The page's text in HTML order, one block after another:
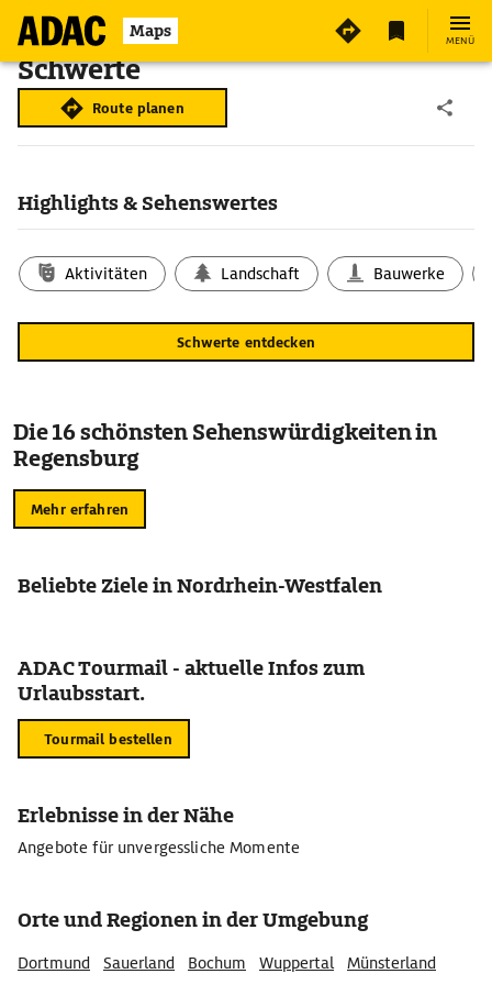
Maps MENÜ
Schwerte
Route planen
Highlights & Sehenswertes
Aktivitäten Landschaft Bauwerke
Schwerte entdecken
Die 16 schönsten Sehenswürdigkeiten in
Regensburg
Mehr erfahren
Beliebte Ziele in Nordrhein-Westfalen
ADAC Tourmail - aktuelle Infos zum
Urlaubsstart.
Tourmail bestellen
Erlebnisse in der Nähe
Angebote für unvergessliche Momente
Orte und Regionen in der Umgebung
Dortmund Sauerland Bochum Wuppertal Münsterland